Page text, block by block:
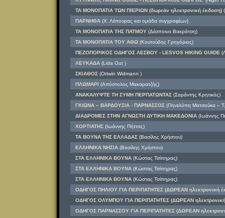
ΤΑ ΜΟΝΟΠΑΤΙΑ ΤΩΝ ΠΙΕΡΙΩΝ (δωρεάν ηλεκτρονική έκδοση)
ΠΑΡΝΗΘΑ(Χ. Λέπουρας και ομάδα συγγραφέων)
ΤΑ ΜΟΝΟΠΑΤΙΑ ΤΗΣ ΠΑΤΜΟΥ(Δέσποινα Βακράτση)
ΤΑ ΜΟΝΟΠΑΤΙΑ ΤΟΥ ΑΘΩ (Κουτούδης Γρηγόριος)
ΠΕΖΟΠΟΡΙΚΟΣ ΟΔΗΓΟΣ ΛΕΣΒΟΥ - LESVOS HIKING GUIDE
ΛΕΥΚΑΔΑ(Lida Out )
ΣΚΙΑΘΟΣ(Ortwin Widmann )
ΠΛΩΜΑΡΙ (Απόστολος Μακαρατζής)
ΑΝΑΚΑΛΥΨΤΕ ΤΗ ΣΥΜΗ ΠΕΡΠΑΤΩΝΤΑΣ(Σαράντης Κρητικός)
ΓΚΙΩΝΑ – ΒΑΡΔΟΥΣΙΑ - ΠΑΡΝΑΣΣΟΣ(Πηνελόπη Ματσούκα –
ΔΙΑΔΡΟΜΕΣ ΣΤΗΝ ΑΓΝΩΣΤΗ ΔΥΤΙΚΗ ΜΑΚΕΔΟΝΙΑ(Ιωάννης
ΧΟΡΤΙΑΤΗΣ(Ιωάννης Πήττας)
ΤΑ ΒΟΥΝΑ ΤΗΣ ΕΛΛΑΔΑΣ(Βασίλης Χρήστου)
ΕΛΛΗΝΙΚΑ ΝΗΣΙΑ(Βασίλης Χρήστου)
ΣΤΑ ΕΛΛΗΝΙΚΑ ΒΟΥΝΑ(Κώστας Τσίπηρας)
ΣΤΑ ΕΛΛΗΝΙΚΑ ΒΟΥΝΑ(Κώστας Τσίπηρας)
ΣΤΑ ΕΛΛΗΝΙΚΑ ΒΟΥΝΑ(Κώστας Τσίπηρας)
ΟΔΗΓΟΣ ΠΗΛΙΟΥ ΓΙΑ ΠΕΡΙΠΑΤΗΤΕΣ (ΔΩΡΕΑΝ ηλεκτρονική
ΟΔΗΓΟΣ ΟΛΥΜΠΟΥ ΓΙΑ ΠΕΡΙΠΑΤΗΤΕΣ (ΔΩΡΕΑΝ
ΟΔΗΓΟΣ ΠΑΡΝΑΣΣΟΥ ΓΙΑ ΠΕΡΙΠΑΤΗΤΕΣ (ΔΩΡΕΑΝ